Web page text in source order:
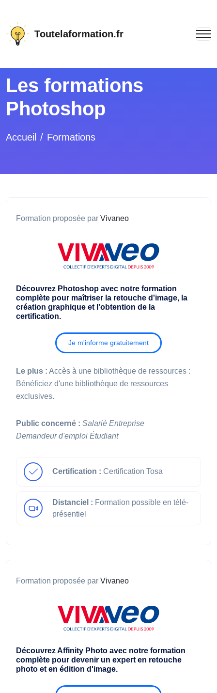
Toutelaformation.fr
Les formations
Photoshop
Accueil Formations
Formation proposée par Vivaneo
Découvrez Photoshop avec notre formation
complète pour maîtriser la retouche d'image, la
création graphique et l'obtention de la
certification.
Je m'informe gratuitement
Le plus : Accès à une bibliothèque de ressources :
Bénéficiez d'une bibliothèque de ressources
exclusives.
Public concerné : Salarié Entreprise
Demandeur d'emploi Étudiant
Certification : Certification Tosa
Distanciel : Formation possible en télé-
présentiel
Formation proposée par Vivaneo
Découvrez Affinity Photo avec notre formation
complète pour devenir un expert en retouche
photo et en édition d'image.